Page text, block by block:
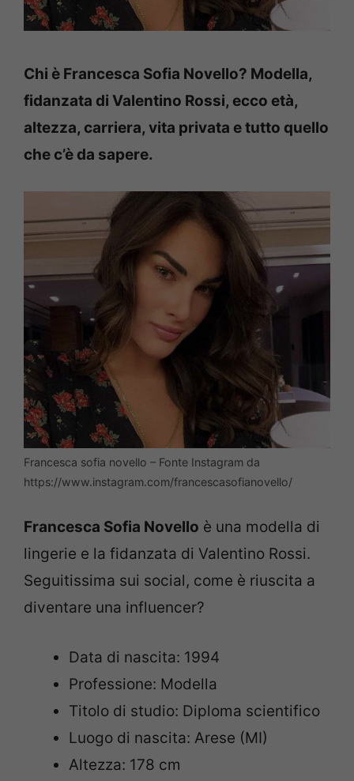
Chi è Francesca Sofia Novello? Modella,
fidanzata di Valentino Rossi, ecco età,
altezza, carriera, vita privata e tutto quello
che c’è da sapere.
Francesca sofia novello – Fonte Instagram da
https://www.instagram.com/francescasofianovello/
Francesca Sofia Novello è una modella di
lingerie e la fidanzata di Valentino Rossi.
Seguitissima sui social, come è riuscita a
diventare una influencer?
Data di nascita: 1994
Professione: Modella
Titolo di studio: Diploma scientifico
Luogo di nascita: Arese (MI)
Altezza: 178 cm